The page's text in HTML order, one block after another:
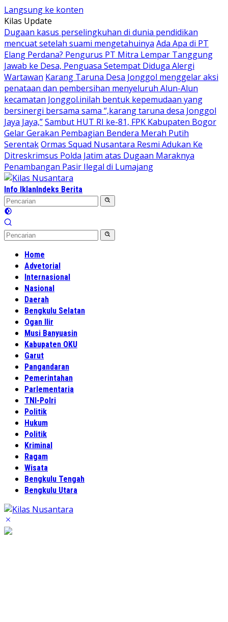
Langsung ke konten
Kilas Update
Dugaan kasus perselingkuhan di dunia pendidikan
mencuat setelah suami mengetahuinya Ada Apa di PT
Elang Perdana? Pengurus PT Mitra Lempar Tanggung
Jawab ke Desa, Penguasa Setempat Diduga Alergi
Wartawan Karang Taruna Desa Jonggol menggelar aksi
penataan dan pembersihan menyeluruh Alun-Alun
kecamatan Jonggol.inilah bentuk kepemudaan yang
bersinergi bersama sama “,karang taruna desa Jonggol
Jaya Jaya,”Sambut HUT RI ke-81, FPK Kabupaten Bogor
Gelar Gerakan Pembagian Bendera Merah Putih
SerentakOrmas Squad Nusantara Resmi Adukan Ke
Ditreskrimsus Polda Jatim atas Dugaan Maraknya
Penambangan Pasir Ilegal di Lumajang
Info IklanIndeks Berita
Home
Advetorial
Internasional
Nasional
Daerah
Bengkulu Selatan
Ogan Ilir
Musi Banyuasin
Kabupaten OKU
Garut
Pangandaran
Pemerintahan
Parlementaria
TNI-Polri
Politik
Hukum
Politik
Kriminal
Ragam
Wisata
Bengkulu Tengah
Bengkulu Utara